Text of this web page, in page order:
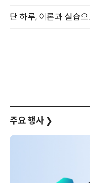
주요 행사 ❯